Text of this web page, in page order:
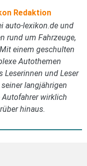
Redaktion
auto-lexikon.de und
rund um Fahrzeuge,
einem geschulten
Autothemen
Leserinnen und Leser
langjährigen
Autofahrer wirklich
hinaus.